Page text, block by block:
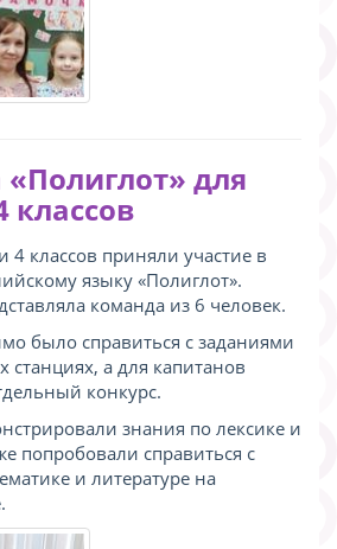
«Полиглот» для
классов
4 классов приняли участие в
языку «Полиглот».
команда из 6 человек.
было справиться с заданиями
станциях, а для капитанов
конкурс.
знания по лексике и
попробовали справиться с
и литературе на